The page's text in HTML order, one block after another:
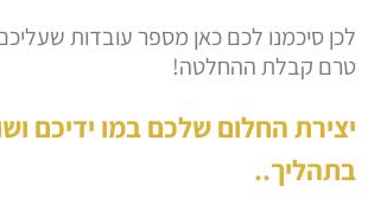
לכן סיכמנו לכם כאן מספר עובדות
טרם קבלת ההחלטה!
יצירת החלום שלכם במו ידיכם
בתהליך..